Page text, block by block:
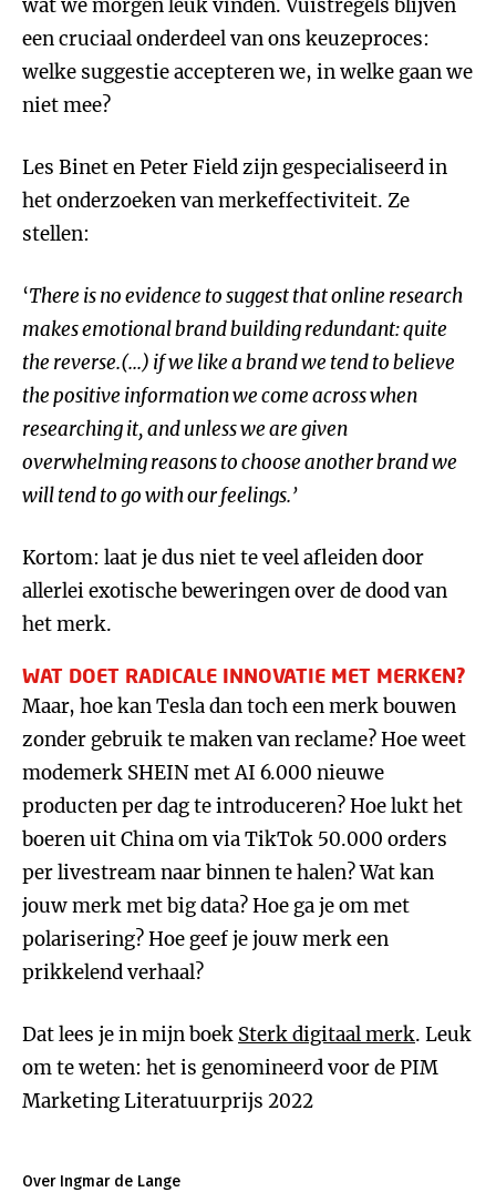
wat we morgen leuk vinden. Vuistregels blijven
een cruciaal onderdeel van ons keuzeproces:
welke suggestie accepteren we, in welke gaan we
niet mee?
Les Binet en Peter Field zijn gespecialiseerd in
het onderzoeken van merkeffectiviteit. Ze
stellen:
‘There is no evidence to suggest that online research
makes emotional brand building redundant: quite
the reverse.(...) if we like a brand we tend to believe
the positive information we come across when
researching it, and unless we are given
overwhelming reasons to choose another brand we
will tend to go with our feelings.’
Kortom: laat je dus niet te veel afleiden door
allerlei exotische beweringen over de dood van
het merk.
WAT DOET RADICALE INNOVATIE MET MERKEN?
Maar, hoe kan Tesla dan toch een merk bouwen
zonder gebruik te maken van reclame? Hoe weet
modemerk SHEIN met AI 6.000 nieuwe
producten per dag te introduceren? Hoe lukt het
boeren uit China om via TikTok 50.000 orders
per livestream naar binnen te halen? Wat kan
jouw merk met big data? Hoe ga je om met
polarisering? Hoe geef je jouw merk een
prikkelend verhaal?
Dat lees je in mijn boek Sterk digitaal merk. Leuk
om te weten: het is genomineerd voor de PIM
Marketing Literatuurprijs 2022
Over Ingmar de Lange